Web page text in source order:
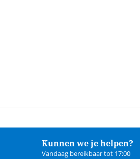
Kunnen we je helpen?
Vandaag bereikbaar tot 17:00